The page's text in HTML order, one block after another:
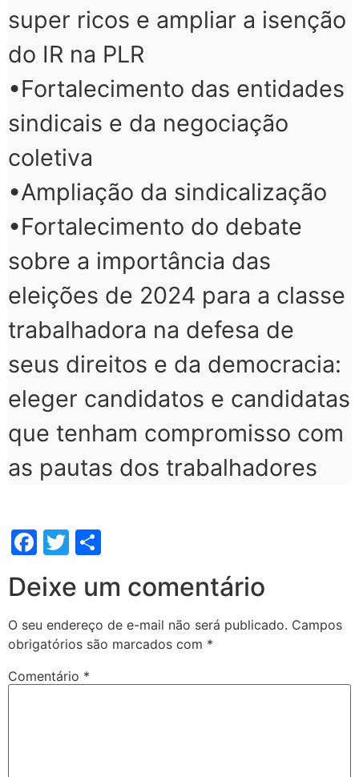
super ricos e ampliar a isenção
do IR na PLR
•Fortalecimento das entidades
sindicais e da negociação
coletiva
•Ampliação da sindicalização
•Fortalecimento do debate
sobre a importância das
eleições de 2024 para a classe
trabalhadora na defesa de
seus direitos e da democracia:
eleger candidatos e candidatas
que tenham compromisso com
as pautas dos trabalhadores
Facebook
Twitter
Deixe um comentário
O seu endereço de e-mail não será publicado. Campos
obrigatórios são marcados com *
Comentário *